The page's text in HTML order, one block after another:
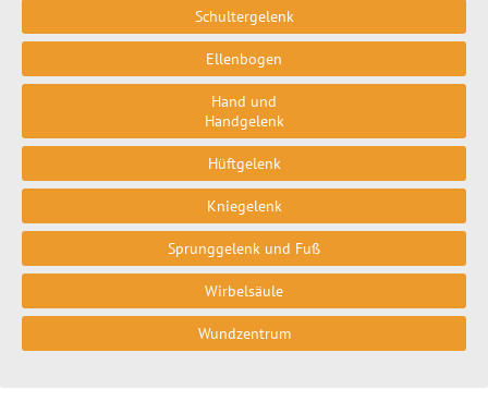
Schultergelenk
Ellenbogen
Hand und
Handgelenk
Hüftgelenk
Kniegelenk
Sprunggelenk und Fuß
Wirbelsäule
Wundzentrum